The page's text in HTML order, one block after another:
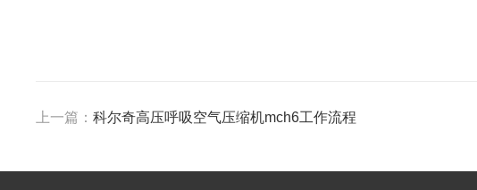
上一篇：科尔奇高压呼吸空气压缩机mch6工作流程